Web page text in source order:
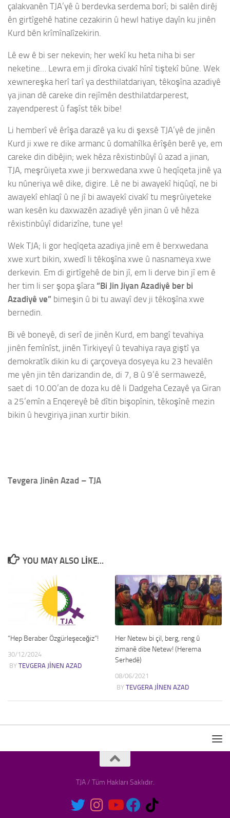
çalakvanên TJA’yê û berdevka serdema borî; bi salên dirêj
ên girtîgehê hatine cezakirin û hewl hatiye dayîn ku jinên
Kurd bên krîmînalîzekirin.
Lê ew ê bi ser nekevin; her wekî ku heta niha bi ser
neketine… Lewra em ji dîroka civakî hînî tiştekî bûne. Wek
xewnereşka herî tarî ya desthilatdariyan, têkoşîna azadiyê
ya jinan dê careke din rejîmên desthilatdarperest,
zayendperest û faşîst têk bibe!
Li hemberî vê êrîşa darazê ya ku di şexsê TJA’yê de jinên
Kurd ji xwe re dike armanc û domahîlka êrîşên berê ye, em
careke din dibêjin; wek hêza rêxistinbûyî û azad a jinan,
TJA, meşrûiyeta xwe ji berxwedana xwe û heqîqeta jinê ya
ku nûneriya wê dike, digire. Lê ne bi awayekî hiqûqî, ne bi
awayekî ehlaqî û ne jî bi awayekî civakî tu meşrûiyeteke
wan kesên ku daxwazên azadiyê yên jinan û vê hêza
rêxistinbûyî didarizîne, tune ye!
Wek TJA; li gor heqîqeta azadiya jinê em ê berxwedana
xwe xurt bikin, xwedî li têkoşîna xwe û nasnameya xwe
derkevin. Em di girtîgehê de bin jî, em li derve bin jî em ê
her tim li ser şopa şîara “Bi Jin Jiyan Azadiyê ber bi
Azadiyê ve” bimeşin û bi tu awayî dev ji têkoşîna xwe
bernedin.
Bi vê boneyê, di serî de jinên Kurd, em bangî tevahiya
jinên femînîst, jinên Tirkiyeyî û tevahiya raya giştî ya
demokratîk dikin ku di çarçoveya dosyeya ku 23 hevalên
me yên jin tên darizandin de, di 7, 8 û 9’ê sermawezê,
saet di 10.00’an de doza ku dê li Dadgeha Cezayê ya Giran
a 25’emîn a Enqereyê bê dîtin bişopînin, têkoşînê mezin
bikin û hevgiriya jinan xurtir bikin.
Tevgera Jinên Azad – TJA
YOU MAY ALSO LIKE...
“Hep Beraber Özgürleşeceğiz”!
30/12/2024
BY TEVGERA JINEN AZAD
Her Netew bi çil, berg, reng û
zimanê dibe Netew! (Herema
Serhedê)
08/06/2021
BY TEVGERA JINEN AZAD
TJA / Tüm Hakları Saklıdır.